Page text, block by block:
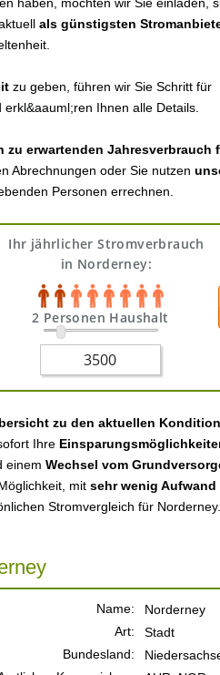
als günstigsten
zu geben, führen wir Sie Schritt für
Ihnen alle Details.
zu erwartenden Jahresverbrauch
Abrechnungen oder Sie nutzen
Personen errechnen.
Ihr jährlicher Stromverbrauch
in Norderney:
2 Personen Haushalt
zu den aktuellen
Ihre
einem Wechsel vom
mit sehr wenig
Stromvergleich für Norderney.
Name:
Norderney
Art:
Stadt
Bundesland: